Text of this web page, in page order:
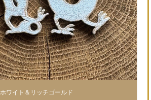
ホワイト＆リッチゴールド